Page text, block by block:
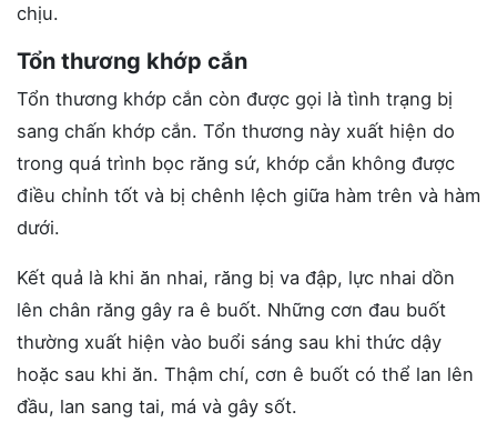
chịu.
Tổn thương khớp cắn
Tổn thương khớp cắn còn được gọi là tình trạng bị
sang chấn khớp cắn. Tổn thương này xuất hiện do
trong quá trình bọc răng sứ, khớp cắn không được
điều chỉnh tốt và bị chênh lệch giữa hàm trên và hàm
dưới.
Kết quả là khi ăn nhai, răng bị va đập, lực nhai dồn
lên chân răng gây ra ê buốt. Những cơn đau buốt
thường xuất hiện vào buổi sáng sau khi thức dậy
hoặc sau khi ăn. Thậm chí, cơn ê buốt có thể lan lên
đầu, lan sang tai, má và gây sốt.